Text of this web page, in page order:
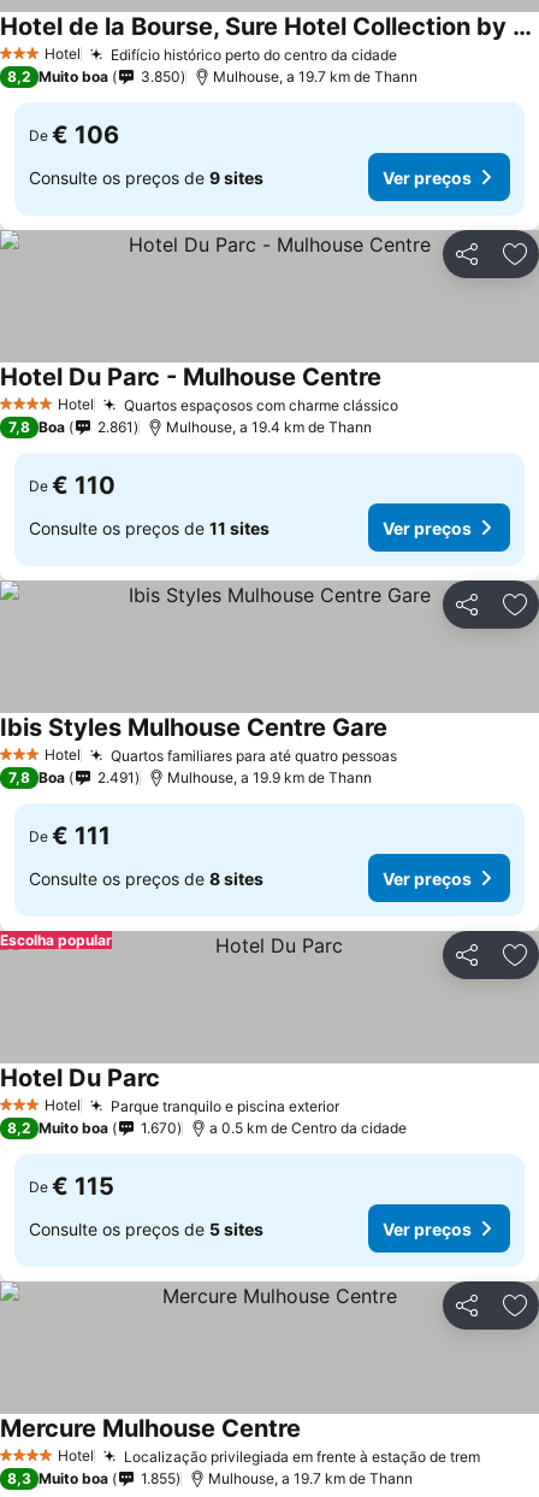
3 EstrelasHotel Edifício histórico perto do centro da cidade
Hotel de la Bourse, Sure Hotel Collection by Best Western
8,2 Muito boa 3.850 Mulhouse, a 19.7 km de Thann
De € 106
Consulte os preços de 9 sites Ver preços
Partilhar
4 EstrelasHotel Quartos espaçosos com charme clássico
Hotel Du Parc - Mulhouse Centre
7,8 Boa 2.861 Mulhouse, a 19.4 km de Thann
De € 110
Consulte os preços de 11 sites Ver preços
Partilhar
3 EstrelasHotel Quartos familiares para até quatro pessoas
Ibis Styles Mulhouse Centre Gare
7,8 Boa 2.491 Mulhouse, a 19.9 km de Thann
De € 111
Consulte os preços de 8 sites Ver preços
Partilhar
Escolha popular
3 EstrelasHotel Parque tranquilo e piscina exterior
Hotel Du Parc
8,2 Muito boa 1.670 a 0.5 km de Centro da cidade
De € 115
Consulte os preços de 5 sites Ver preços
Partilhar
4 EstrelasHotel Localização privilegiada em frente à estação de trem
Mercure Mulhouse Centre
8,3 Muito boa 1.855 Mulhouse, a 19.7 km de Thann